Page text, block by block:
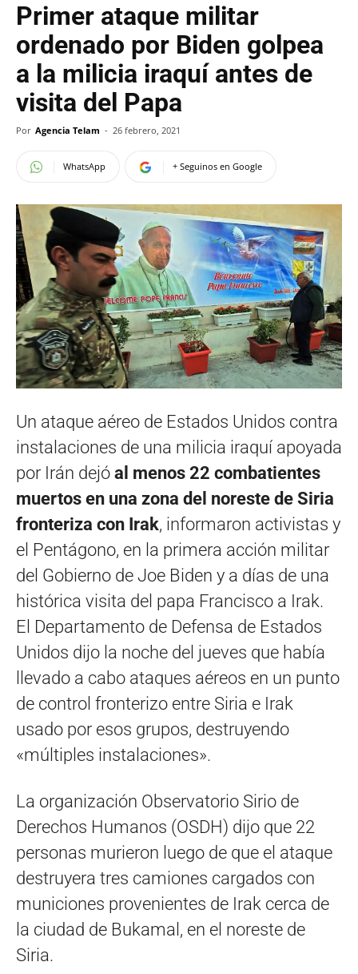
Primer ataque militar
ordenado por Biden golpea
a la milicia iraquí antes de
visita del Papa
Por Agencia Telam - 26 febrero, 2021
WhatsApp + Seguinos en Google
Un ataque aéreo de Estados Unidos contra
instalaciones de una milicia iraquí apoyada
por Irán dejó al menos 22 combatientes
muertos en una zona del noreste de Siria
fronteriza con Irak, informaron activistas y
el Pentágono, en la primera acción militar
del Gobierno de Joe Biden y a días de una
histórica visita del papa Francisco a Irak.
El Departamento de Defensa de Estados
Unidos dijo la noche del jueves que había
llevado a cabo ataques aéreos en un punto
de control fronterizo entre Siria e Irak
usado por esos grupos, destruyendo
«múltiples instalaciones».
La organización Observatorio Sirio de
Derechos Humanos (OSDH) dijo que 22
personas murieron luego de que el ataque
destruyera tres camiones cargados con
municiones provenientes de Irak cerca de
la ciudad de Bukamal, en el noreste de
Siria.